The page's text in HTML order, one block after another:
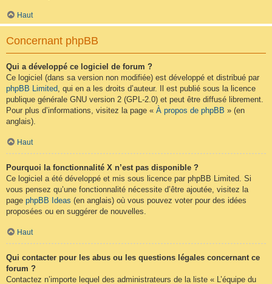
Haut
Concernant phpBB
Qui a développé ce logiciel de forum ?
Ce logiciel (dans sa version non modifiée) est développé et distribué par
phpBB Limited, qui en a les droits d’auteur. Il est publié sous la licence
publique générale GNU version 2 (GPL-2.0) et peut être diffusé librement.
Pour plus d’informations, visitez la page « À propos de phpBB » (en
anglais).
Haut
Pourquoi la fonctionnalité X n’est pas disponible ?
Ce logiciel a été développé et mis sous licence par phpBB Limited. Si
vous pensez qu’une fonctionnalité nécessite d’être ajoutée, visitez la
page phpBB Ideas (en anglais) où vous pouvez voter pour des idées
proposées ou en suggérer de nouvelles.
Haut
Qui contacter pour les abus ou les questions légales concernant ce
forum ?
Contactez n’importe lequel des administrateurs de la liste « L’équipe du